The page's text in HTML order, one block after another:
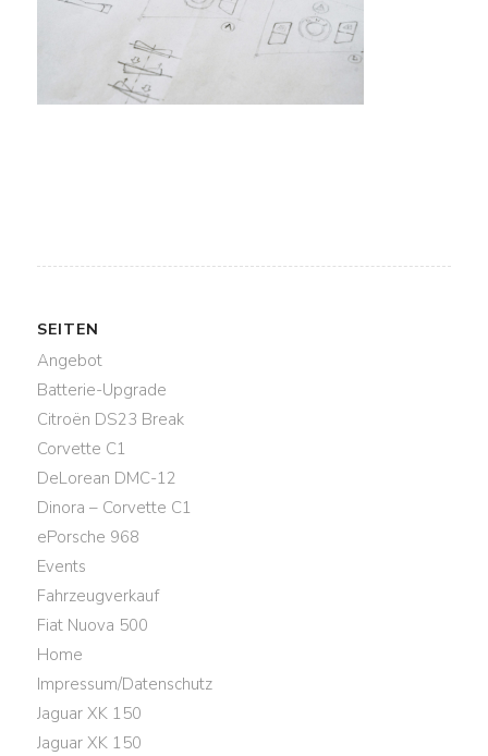
SEITEN
Angebot
Batterie-Upgrade
Citroën DS23 Break
Corvette C1
DeLorean DMC-12
Dinora – Corvette C1
ePorsche 968
Events
Fahrzeugverkauf
Fiat Nuova 500
Home
Impressum/Datenschutz
Jaguar XK 150
Jaguar XK 150